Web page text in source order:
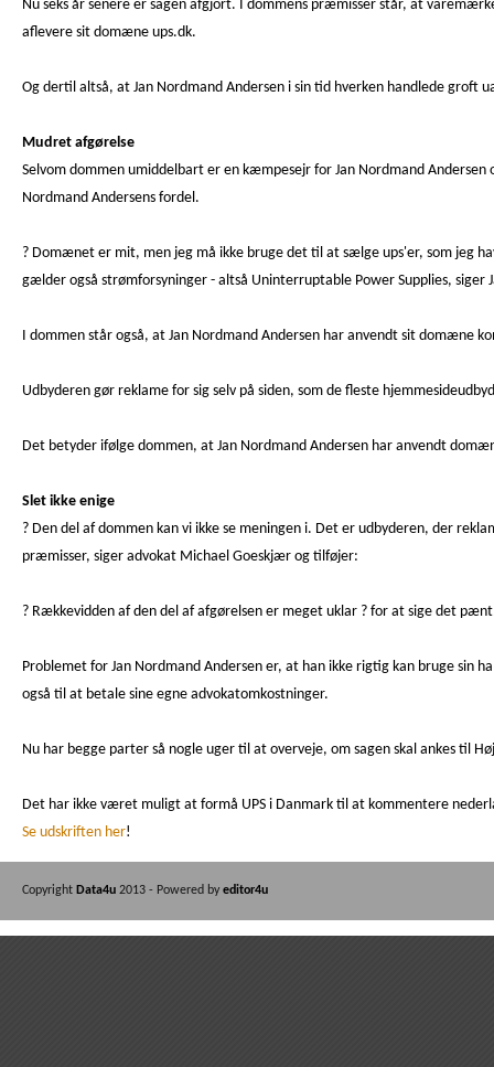
Nu seks år senere er sagen afgjort. I dommens præmisser står, at
aflevere sit domæne ups.dk.
Og dertil altså, at Jan Nordmand Andersen i sin tid hverken handlede
Mudret afgørelse
Selvom dommen umiddelbart er en kæmpesejr for Jan Nordmand
Nordmand Andersens fordel.
? Domænet er mit, men jeg må ikke bruge det til at sælge ups'er, som jeg
gælder også strømforsyninger - altså Uninterruptable Power Supplies, siger
I dommen står også, at Jan Nordmand Andersen har anvendt sit domæne
Udbyderen gør reklame for sig selv på siden, som de fleste
Det betyder ifølge dommen, at Jan Nordmand Andersen har anvendt
Slet ikke enige
? Den del af dommen kan vi ikke se meningen i. Det er udbyderen, der
præmisser, siger advokat Michael Goeskjær og tilføjer:
? Rækkevidden af den del af afgørelsen er meget uklar ? for at sige det
Problemet for Jan Nordmand Andersen er, at han ikke rigtig kan bruge sin
også til at betale sine egne advokatomkostninger.
Nu har begge parter så nogle uger til at overveje, om sagen skal ankes til
Det har ikke været muligt at formå UPS i Danmark til at kommentere
Se udskriften her!
Copyright Data4u 2013 - Powered by editor4u